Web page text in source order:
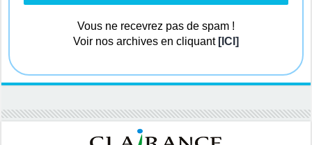
Vous ne recevrez pas de spam !
Voir nos archives en cliquant [ICI]